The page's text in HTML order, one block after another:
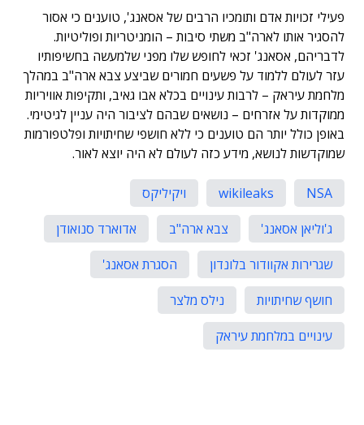
פעילי זכויות אדם ותומכיו הרבים של אסאנג', טוענים כי אסור
להסגיר אותו לארה"ב משתי סיבות – הומניטריות ופוליטיות.
לדבריהם, אסאנג' זכאי לחופש שלו מפני שלמעשה בחשיפותיו
עזר לעולם ללמוד על פשעים חמורים שביצע צבא ארה"ב במהלך
מלחמת עיראק – לרבות עינויים בכלא אבו גאיב, ותקיפות אוויריות
ממוקדות על אזרחים – נושאים שבהם לציבור היה עניין לגיטימי.
באופן כולל יותר הם טוענים כי ללא חושפי שחיתויות ופלטפורמות
שמוקדשות לנושא, מידע כזה לעולם לא היה יוצא לאור.
NSA
wikileaks
ויקיליקס
ג'וליאן אסאנג'
צבא ארה"ב
אדוארד סנואודן
שגרירות אקוודור בלונדון
הסגרת אסאנג'
חושף שחיתויות
נילס מלצר
עינויים במלחמת עיראק